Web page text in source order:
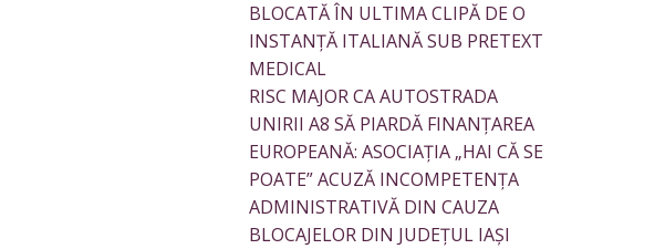
BLOCATĂ ÎN ULTIMA CLIPĂ DE O
INSTANȚĂ ITALIANĂ SUB PRETEXT
MEDICAL
RISC MAJOR CA AUTOSTRADA
UNIRII A8 SĂ PIARDĂ FINANȚAREA
EUROPEANĂ: ASOCIAȚIA „HAI CĂ SE
POATE” ACUZĂ INCOMPETENȚA
ADMINISTRATIVĂ DIN CAUZA
BLOCAJELOR DIN JUDEȚUL IAȘI